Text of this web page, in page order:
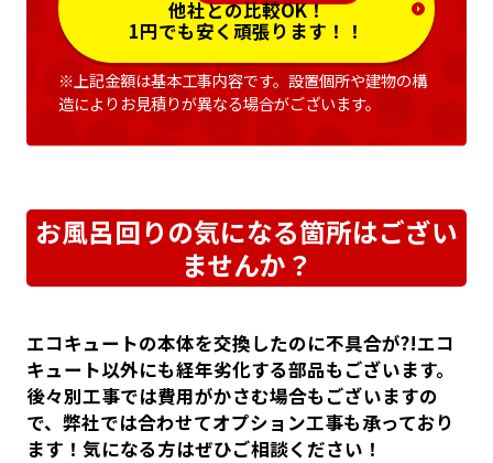
他社との比較OK！
1円でも安く頑張ります！！
※上記金額は基本工事内容です。設置個所や建物の構
造によりお見積りが異なる場合がございます。
お風呂回りの気になる箇所はござい
ませんか？
エコキュートの本体を交換したのに不具合が?!エコ
キュート以外にも経年劣化する部品もございます。
後々別工事では費用がかさむ場合もございますの
で、弊社では合わせてオプション工事も承っており
ます！気になる方はぜひご相談ください！